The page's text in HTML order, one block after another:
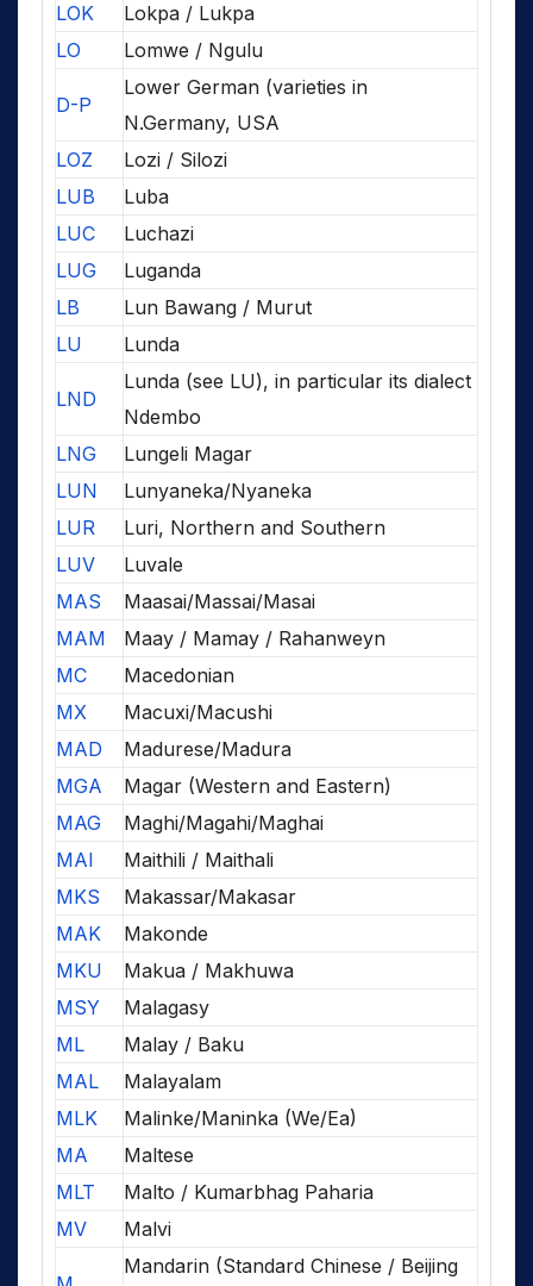
LOK
Lokpa / Lukpa
LO
Lomwe / Ngulu
D-P
Lower German (varieties in
N.Germany, USA
LOZ
Lozi / Silozi
LUB
Luba
LUC
Luchazi
LUG
Luganda
LB
Lun Bawang / Murut
LU
Lunda
LND
Lunda (see LU), in particular its dialect
Ndembo
LNG
Lungeli Magar
LUN
Lunyaneka/Nyaneka
LUR
Luri, Northern and Southern
LUV
Luvale
MAS
Maasai/Massai/Masai
MAM
Maay / Mamay / Rahanweyn
MC
Macedonian
MX
Macuxi/Macushi
MAD
Madurese/Madura
MGA
Magar (Western and Eastern)
MAG
Maghi/Magahi/Maghai
MAI
Maithili / Maithali
MKS
Makassar/Makasar
MAK
Makonde
MKU
Makua / Makhuwa
MSY
Malagasy
ML
Malay / Baku
MAL
Malayalam
MLK
Malinke/Maninka (We/Ea)
MA
Maltese
MLT
Malto / Kumarbhag Paharia
MV
Malvi
Mandarin (Standard Chinese / Beijing